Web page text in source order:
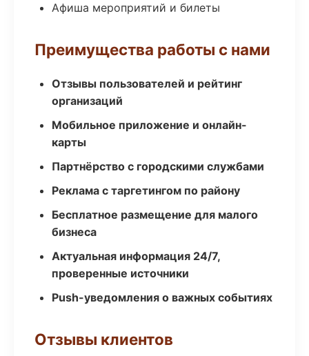
Афиша мероприятий и билеты
Преимущества работы с нами
Отзывы пользователей и рейтинг
организаций
Мобильное приложение и онлайн-
карты
Партнёрство с городскими службами
Реклама с таргетингом по району
Бесплатное размещение для малого
бизнеса
Актуальная информация 24/7,
проверенные источники
Push-уведомления о важных событиях
Отзывы клиентов